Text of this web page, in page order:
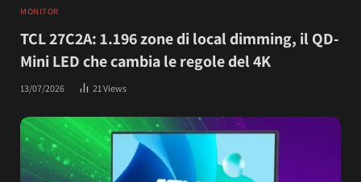
MONITOR
TCL 27C2A: 1.196 zone di local dimming, il QD-
Mini LED che cambia le regole del 4K
13/07/2026 21 Views